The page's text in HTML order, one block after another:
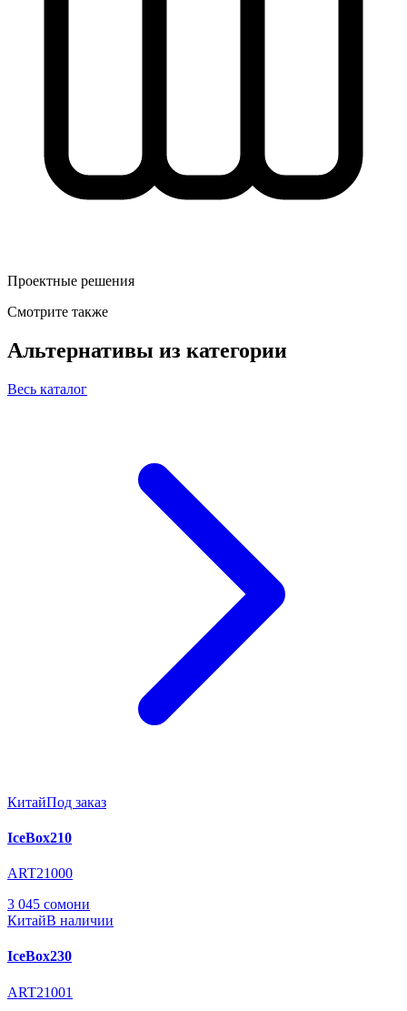
Проектные решения
Смотрите также
Альтернативы из категории
Весь каталог
КитайПод заказ
IceBox210
ART21000
3 045 сомони
КитайВ наличии
IceBox230
ART21001